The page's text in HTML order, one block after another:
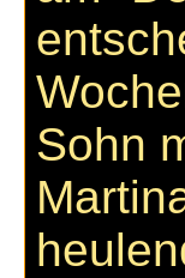
Sohn